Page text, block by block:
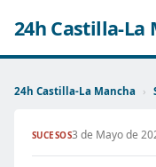
24h Castilla-La
24h Castilla-La Mancha ›
SUCESOS3 de Mayo de